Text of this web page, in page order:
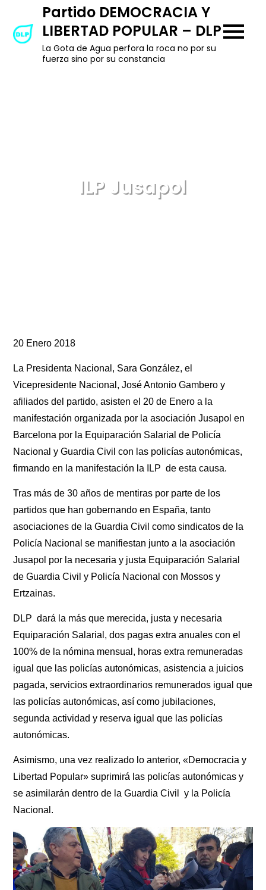
content
Partido DEMOCRACIA Y
LIBERTAD POPULAR – DLP
La Gota de Agua perfora la roca no por su
fuerza sino por su constancia
ILP Jusapol
20 Enero 2018
La Presidenta Nacional, Sara González, el
Vicepresidente Nacional, José Antonio Gambero y
afiliados del partido, asisten el 20 de Enero a la
manifestación organizada por la asociación Jusapol en
Barcelona por la Equiparación Salarial de Policía
Nacional y Guardia Civil con las policías autonómicas,
firmando en la manifestación la ILP de esta causa.
Tras más de 30 años de mentiras por parte de los
partidos que han gobernando en España, tanto
asociaciones de la Guardia Civil como sindicatos de la
Policía Nacional se manifiestan junto a la asociación
Jusapol por la necesaria y justa Equiparación Salarial
de Guardia Civil y Policía Nacional con Mossos y
Ertzainas.
DLP dará la más que merecida, justa y necesaria
Equiparación Salarial, dos pagas extra anuales con el
100% de la nómina mensual, horas extra remuneradas
igual que las policías autonómicas, asistencia a juicios
pagada, servicios extraordinarios remunerados igual que
las policías autonómicas, así como jubilaciones,
segunda actividad y reserva igual que las policías
autonómicas.
Asimismo, una vez realizado lo anterior,«Democracia y
Libertad Popular»suprimirá las policías autonómicas y
se asimilarán dentro de la Guardia Civil y la Policía
Nacional.